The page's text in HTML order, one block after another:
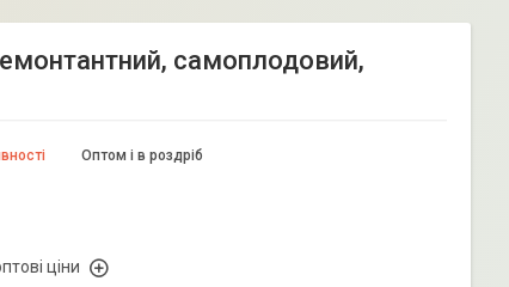
самоплодовий,
Оптом і в роздріб
ціни